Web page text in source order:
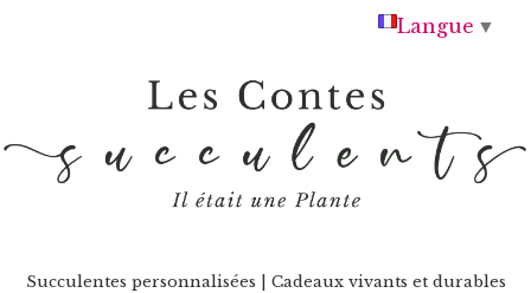
Succulentes personnalisées | Cadeaux vivants et durables
Langue ▼